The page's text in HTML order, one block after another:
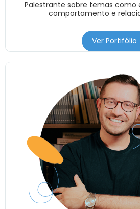
Palestrante sobre temas como
comportamento e
Ver Portifólio